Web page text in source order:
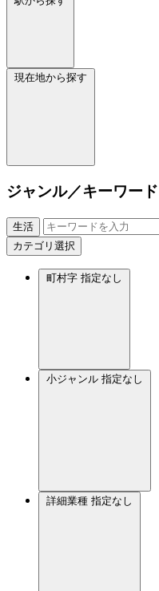
現在地から探す
ジャンル／キーワード
生活
カテゴリ選択
町村字 指定なし
小ジャンル 指定なし
詳細業種 指定なし